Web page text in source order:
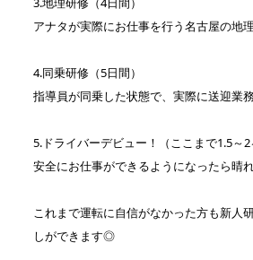
アナタが実際にお仕事を行う名古屋の地
4.同乗研修（5日間）
指導員が同乗した状態で、実際に送迎業
5.ドライバーデビュー！（ここまで1.5～2
安全にお仕事ができるようになったら晴
これまで運転に自信がなかった方も新人
しができます◎